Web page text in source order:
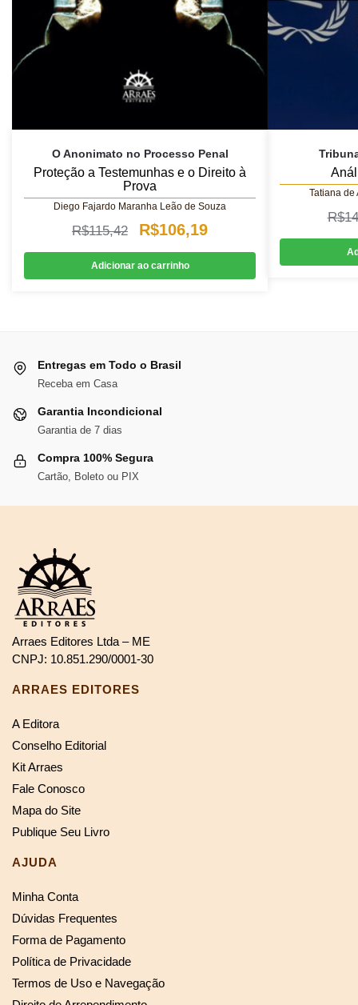
O Anonimato no Processo Penal
Proteção a Testemunhas e o Direito à
Prova
Diego Fajardo Maranha Leão de Souza
R$115,42
O
preço
original
R$106,19O
preço
atual
Adicionar ao carrinho
Tatiana de
R$
Entregas em Todo o Brasil
Receba em Casa
Garantia Incondicional
Garantia de 7 dias
Compra 100% Segura
Cartão, Boleto ou PIX
Arraes Editores Ltda – ME
CNPJ: 10.851.290/0001-30
ARRAES EDITORES
A Editora
Conselho Editorial
Kit Arraes
Fale Conosco
Mapa do Site
Publique Seu Livro
AJUDA
Minha Conta
Dúvidas Frequentes
Forma de Pagamento
Política de Privacidade
Termos de Uso e Navegação